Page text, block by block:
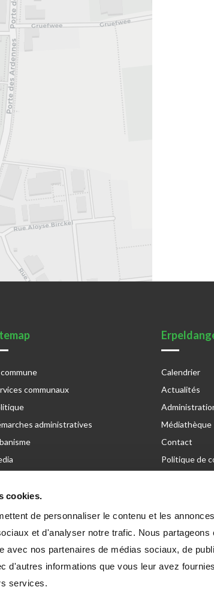
cookies.
de personnaliser le contenu et les
et d'analyser notre trafic. Nous
avec nos partenaires de médias sociaux, de
d'autres informations que vous leur avez
services.
communaux
administratives
Calendrier
Actualités
Médiathèque
Contact
Politique de
sur-Sûre